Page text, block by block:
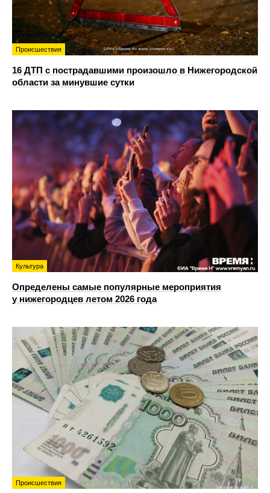
Происшествия
16 ДТП с пострадавшими произошло в Нижегородской
области за минувшие сутки
Культура
Определены самые популярные мероприятия
у нижегородцев летом 2026 года
Происшествия